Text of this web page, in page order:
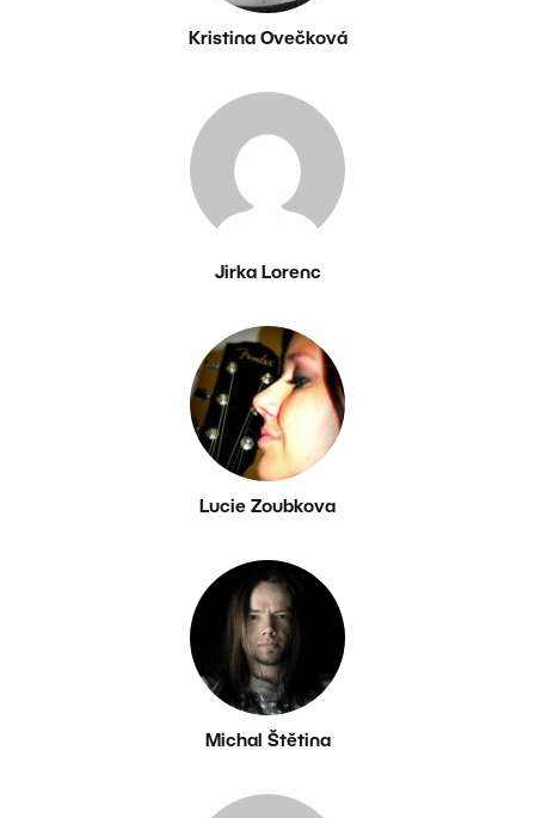
Kristina Ovečková
Jirka Lorenc
Lucie Zoubkova
Michal Štětina